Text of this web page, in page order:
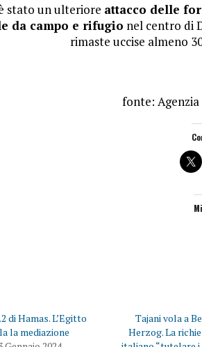
stato un ulteriore attacco delle
da campo e rifugio nel centro di
rimaste uccise almeno
fonte:
di Hamas. L’Egitto
la mediazione
Tajani vola a
Herzog. La